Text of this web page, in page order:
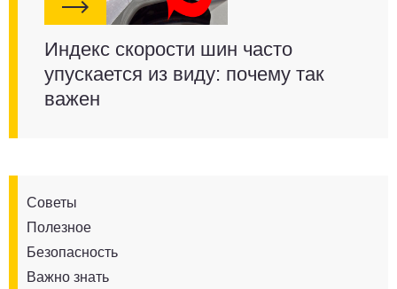
Индекс скорости шин часто
упускается из виду: почему так
важен
Советы
Полезное
Безопасность
Важно знать